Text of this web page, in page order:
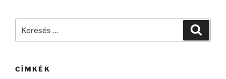
CÍMKÉK